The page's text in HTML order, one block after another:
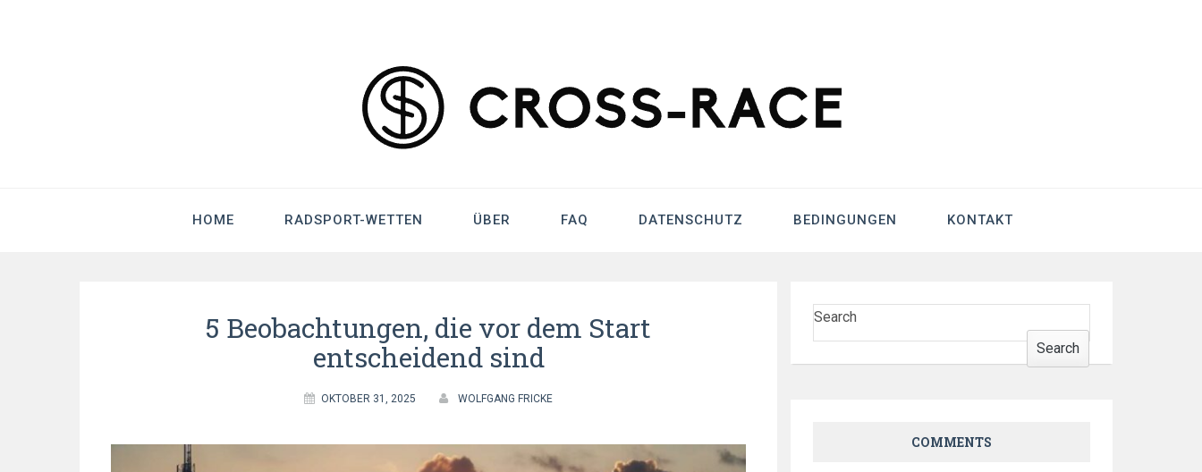
Cross-Race.ch – Cycling Betting
HOME RADSPORT-WETTEN ÜBER FAQ DATENSCHUTZ BEDINGUNGEN KONTAKT
5 Beobachtungen, die vor dem Start
entscheidend sind
OKTOBER 31, 2025 WOLFGANG FRICKE
Search
Search
COMMENTS